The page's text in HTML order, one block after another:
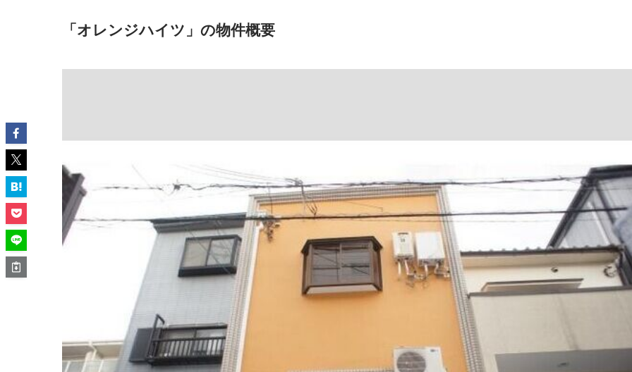
「オレンジハイツ」の物件概要